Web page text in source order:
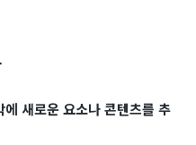
새로운 요소나 콘텐츠를 추